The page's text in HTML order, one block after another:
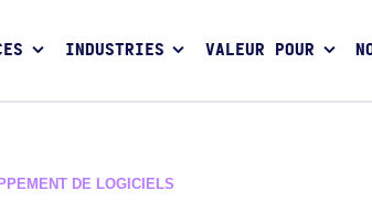
INDUSTRIES VALEUR POUR
DE LOGICIELS